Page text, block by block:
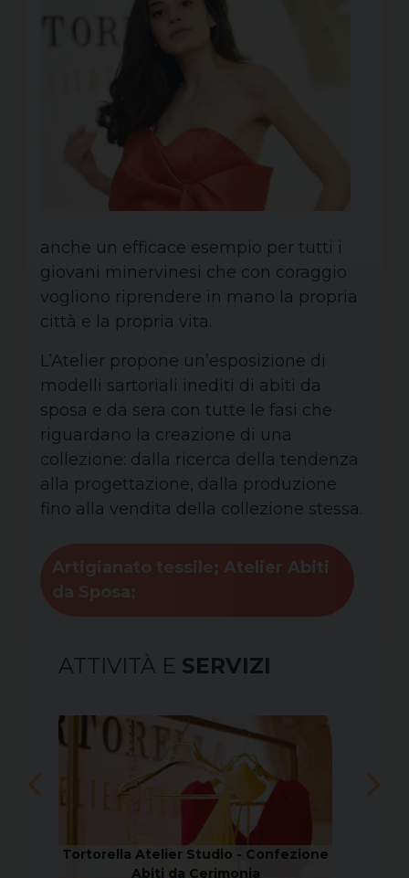
anche un efficace esempio per tutti i
giovani minervinesi che con coraggio
vogliono riprendere in mano la propria
città e la propria vita.
L’Atelier propone un’esposizione di
modelli sartoriali inediti di abiti da
sposa e da sera con tutte le fasi che
riguardano la creazione di una
collezione: dalla ricerca della tendenza
alla progettazione, dalla produzione
fino alla vendita della collezione stessa.
Artigianato tessile; Atelier Abiti
da Sposa;
ATTIVITÀ E SERVIZI
Tortorella Atelier Studio - Confezione
Abiti da Cerimonia